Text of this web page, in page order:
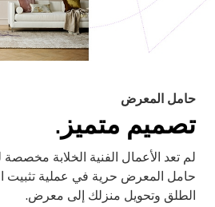
حامل المعرض
تصميم متميز.
لم تعد الأعمال الفنية الخلابة
حامل المعرض حرية في عملية تثبيت
الطلق وتحويل منزلك إلى معرض.